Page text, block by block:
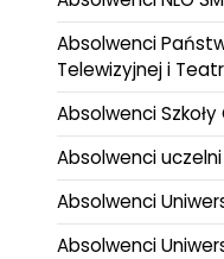
Absolwenci
Telewizyjnej i
Absolwenci
Absolwenci
Absolwenci
Absolwenci